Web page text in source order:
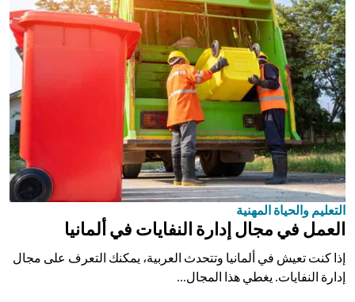
التعليم والحياة المهنية
العمل في مجال إدارة النفايات في ألمانيا
إذا كنت تعيش في ألمانيا وتتحدث العربية، يمكنك التعرف على مجال
إدارة النفايات. يغطي هذا المجال...